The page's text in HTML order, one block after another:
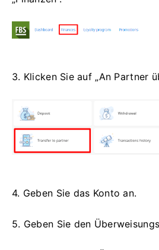
3. Klicken Sie auf „An Partner
4. Geben Sie das Konto an.
5. Geben Sie den